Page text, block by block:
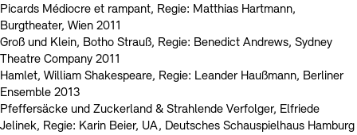
Picards Médiocre et rampant, Regie: Matthias Hartmann,
Burgtheater, Wien 2011
Groß und Klein, Botho Strauß, Regie: Benedict Andrews, Sydney
Theatre Company 2011
Hamlet, William Shakespeare, Regie: Leander Haußmann, Berliner
Ensemble 2013
Pfeffersäcke und Zuckerland & Strahlende Verfolger, Elfriede
Jelinek, Regie: Karin Beier, UA, Deutsches Schauspielhaus Hamburg